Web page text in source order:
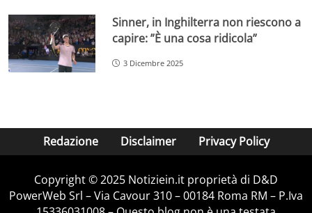
Sinner, in Inghilterra non riescono a
capire: ”È una cosa ridicola”
3 Dicembre 2025
Redazione Disclaimer Privacy Policy
Copyright © 2025 Notiziein.it proprietà di D&D
PowerWeb Srl – Via Cavour 310 – 00184 Roma RM – P.Iva